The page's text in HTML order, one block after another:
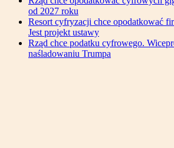
od 2027 roku
Resort cyfryzacji chce opodatkować
Jest projekt ustawy
Rząd chce podatku cyfrowego.
naśladowaniu Trumpa